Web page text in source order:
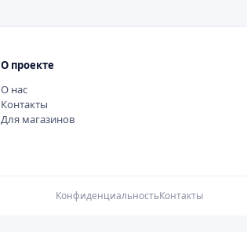
О проекте
О нас
Контакты
Для магазинов
КонфиденциальностьКонтакты